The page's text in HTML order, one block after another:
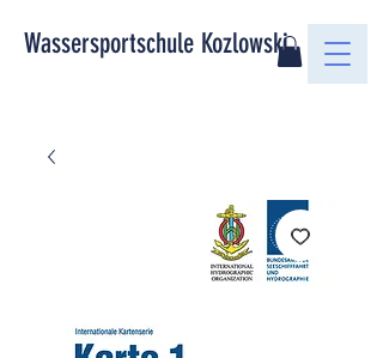
Wassersportschule Kozlowski